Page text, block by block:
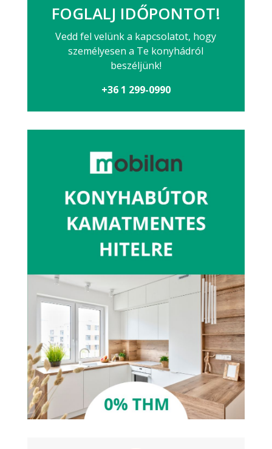
FOGLALJ IDŐPONTOT!
Vedd fel velünk a kapcsolatot, hogy
személyesen a Te konyhádról
beszéljünk!
+36 1 299-0990